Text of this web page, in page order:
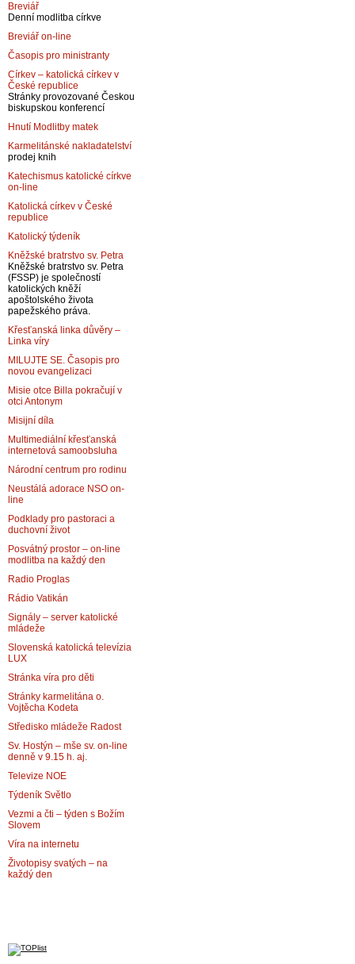
Breviář
Denní modlitba církve
Breviář on-line
Časopis pro ministranty
Církev – katolická církev v
České republice
Stránky provozované Českou
biskupskou konferencí
Hnutí Modlitby matek
Karmelitánské nakladatelství
prodej knih
Katechismus katolické církve
on-line
Katolická církev v České
republice
Katolický týdeník
Kněžské bratrstvo sv. Petra
Kněžské bratrstvo sv. Petra
(FSSP) je společností
katolických kněží
apoštolského života
papežského práva.
Křesťanská linka důvěry –
Linka víry
MILUJTE SE. Časopis pro
novou evangelizaci
Misie otce Billa pokračují v
otci Antonym
Misijní díla
Multimediální křesťanská
internetová samoobsluha
Národní centrum pro rodinu
Neustálá adorace NSO on-
line
Podklady pro pastoraci a
duchovní život
Posvátný prostor – on-line
modlitba na každý den
Radio Proglas
Rádio Vatikán
Signály – server katolické
mládeže
Slovenská katolická televízia
LUX
Stránka víra pro děti
Stránky karmelitána o.
Vojtěcha Kodeta
Středisko mládeže Radost
Sv. Hostýn – mše sv. on-line
denně v 9.15 h. aj.
Televize NOE
Týdeník Světlo
Vezmi a čti – týden s Božím
Slovem
Víra na internetu
Životopisy svatých – na
každý den